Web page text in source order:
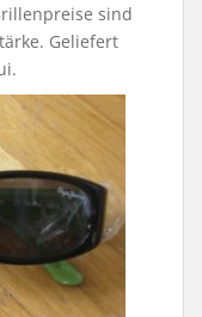
sind
Geliefert